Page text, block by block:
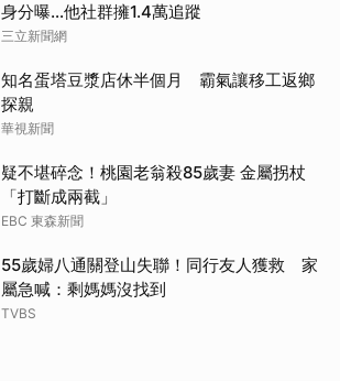
身分曝…他社群擁1.4萬追蹤
三立新聞網
知名蛋塔豆漿店休半個月 霸氣讓移工返鄉
探親
華視新聞
疑不堪碎念！桃園老翁殺85歲妻 金屬拐杖
「打斷成兩截」
EBC 東森新聞
55歲婦八通關登山失聯！同行友人獲救 家
屬急喊：剩媽媽沒找到
TVBS